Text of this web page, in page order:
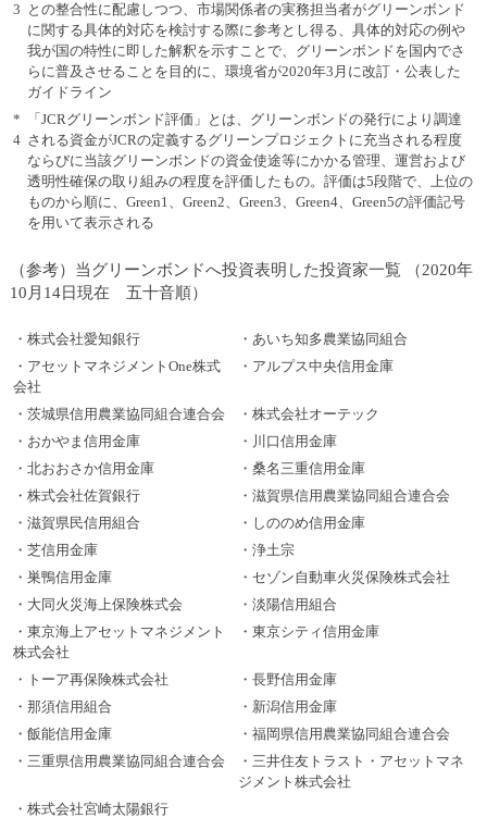
3
との整合性に配慮しつつ、市場関係者の実務担当者がグリーンボンド
に関する具体的対応を検討する際に参考とし得る、具体的対応の例や
我が国の特性に即した解釈を示すことで、グリーンボンドを国内でさ
らに普及させることを目的に、環境省が2020年3月に改訂・公表した
ガイドライン
*
4
「JCRグリーンボンド評価」とは、グリーンボンドの発行により調達
される資金がJCRの定義するグリーンプロジェクトに充当される程度
ならびに当該グリーンボンドの資金使途等にかかる管理、運営および
透明性確保の取り組みの程度を評価したもの。評価は5段階で、上位の
ものから順に、Green1、Green2、Green3、Green4、Green5の評価記号
を用いて表示される
（参考）当グリーンボンドへ投資表明した投資家一覧 （2020年
10月14日現在 五十音順）
・株式会社愛知銀行
・あいち知多農業協同組合
・アセットマネジメントOne株式
会社
・アルプス中央信用金庫
・茨城県信用農業協同組合連合会
・株式会社オーテック
・おかやま信用金庫
・川口信用金庫
・北おおさか信用金庫
・桑名三重信用金庫
・株式会社佐賀銀行
・滋賀県信用農業協同組合連合会
・滋賀県民信用組合
・しののめ信用金庫
・芝信用金庫
・浄土宗
・巣鴨信用金庫
・セゾン自動車火災保険株式会社
・大同火災海上保険株式会
・淡陽信用組合
・東京海上アセットマネジメント
株式会社
・東京シティ信用金庫
・トーア再保険株式会社
・長野信用金庫
・那須信用組合
・新潟信用金庫
・飯能信用金庫
・福岡県信用農業協同組合連合会
・三重県信用農業協同組合連合会
・三井住友トラスト・アセットマネ
ジメント株式会社
・株式会社宮崎太陽銀行